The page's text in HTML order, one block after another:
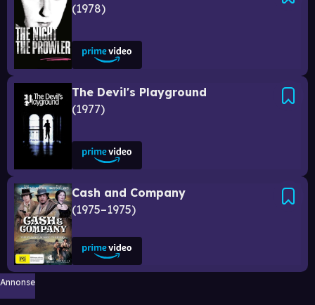
1978
The Devil's Playground
1977
Cash and Company
1975–1975
Annonse